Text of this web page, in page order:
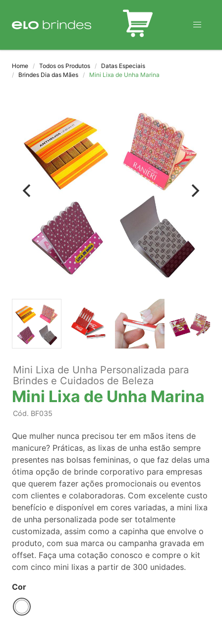
BLOG
Home Todos os Produtos
Datas Especiais
Brindes Dia das Mães
Mini Lixa de Unha Marina
Mini Lixa de Unha Personalizada para
Brindes e Cuidados de Beleza
Mini Lixa de Unha Marina
Cód. BF035
Que mulher nunca precisou ter em mãos itens de
manicure? Práticas, as lixas de unha estão sempre
presentes nas bolsas femininas, o que faz delas uma
ótima opção de brinde corporativo para empresas
que querem fazer ações promocionais ou eventos
com clientes e colaboradoras. Com excelente custo
benefício e disponível em cores variadas, a mini lixa
de unha personalizada pode ser totalmente
customizada, assim como a capinha que envolve o
produto, com sua marca ou campanha gravada em
offset. Faça uma cotação conosco e compre o kit
com cinco mini lixas a partir de 300 unidades.
Cor